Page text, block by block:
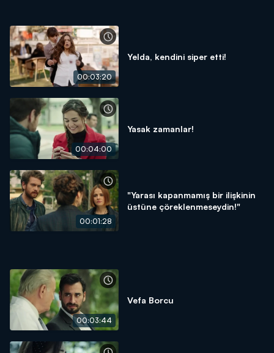
00:03:20
Yelda, kendini siper etti!
00:04:00
Yasak zamanlar!
00:01:28
"Yarası kapanmamış bir ilişkinin
üstüne çöreklenmeseydin!"
00:03:44
Vefa Borcu